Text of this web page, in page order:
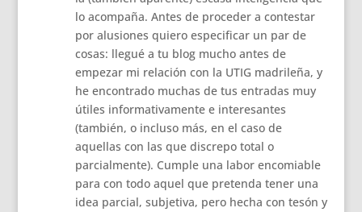
lo acompaña. Antes de proceder a contestar
por alusiones quiero especificar un par de
cosas: llegué a tu blog mucho antes de
empezar mi relación con la UTIG madrileña, y
he encontrado muchas de tus entradas muy
útiles informativamente e interesantes
(también, o incluso más, en el caso de
aquellas con las que discrepo total o
parcialmente). Cumple una labor encomiable
para con todo aquel que pretenda tener una
idea parcial, subjetiva, pero hecha con tesón y